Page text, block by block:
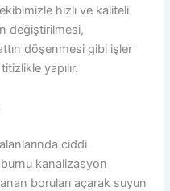
hızlı ve kaliteli
değiştirilmesi,
döşenmesi gibi işler
yapılır.
ciddi
kanalizasyon
boruları açarak suyun